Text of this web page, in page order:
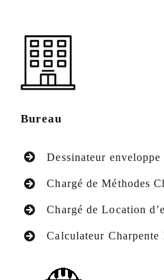
Bureau
Dessinateur
Chargé de Méthodes
Chargé de Location
Calculateur